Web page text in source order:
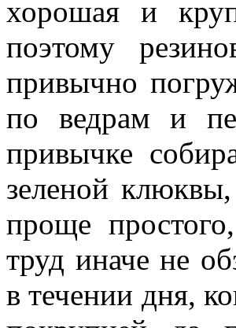
хорошая и
поэтому
привычно
по ведрам и
привычке
зеленой
проще
труд иначе не
в течении дня,